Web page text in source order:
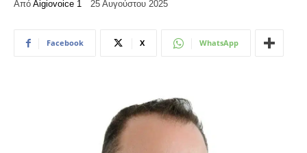
Από Aigiovoice 1 25 Αυγούστου 2025
Facebook X WhatsApp